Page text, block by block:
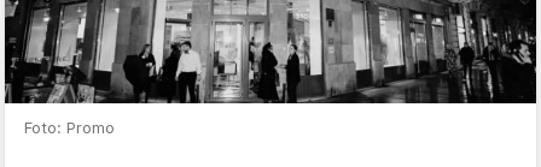
Foto: Promo